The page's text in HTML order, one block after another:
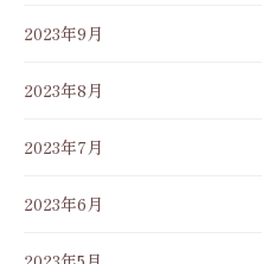
2023年9月
2023年8月
2023年7月
2023年6月